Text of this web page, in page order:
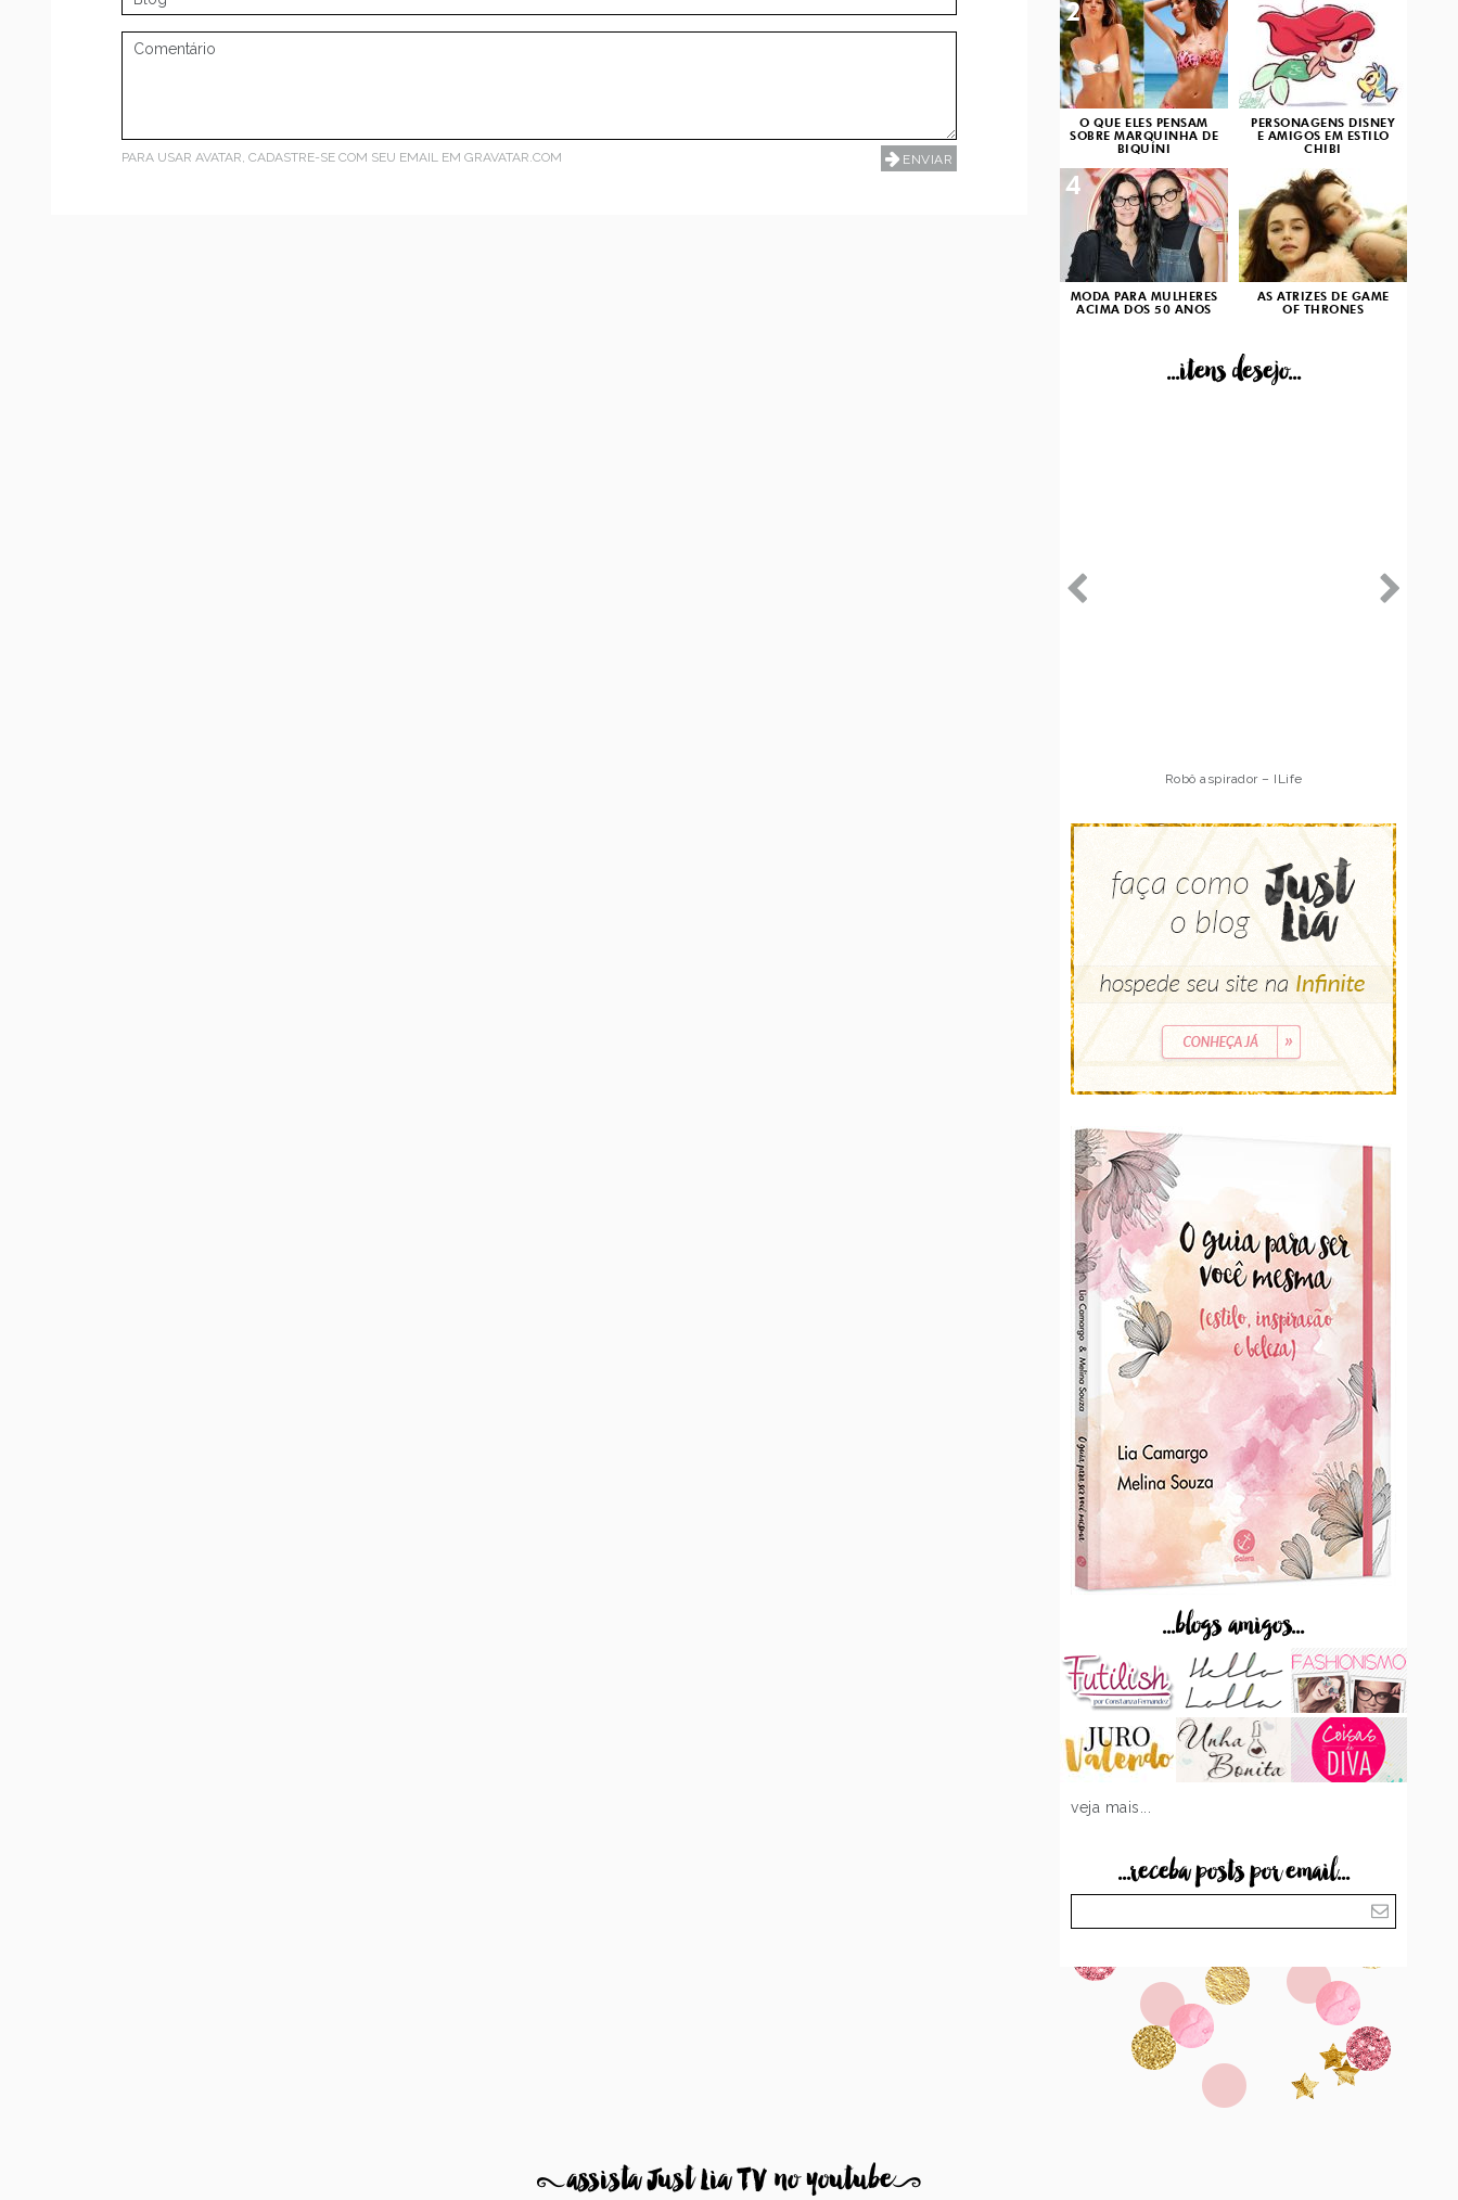
PARA USAR AVATAR, CADASTRE-SE COM SEU EMAIL EM GRAVATAR.COM
O QUE ELES PENSAM
SOBRE MARQUINHA DE
BIQUÍNI
2
PERSONAGENS DISNEY
E AMIGOS EM ESTILO
CHIBI
3
MODA PARA MULHERES
ACIMA DOS 50 ANOS
4
AS ATRIZES DE GAME
OF THRONES
...itens desejo...
Robô aspirador – ILife
...blogs amigos...
veja mais...
...receba posts por email...
8assista Just Lia TV no youtube9